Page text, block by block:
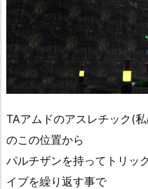
TAアムドのアスレチック(
のこの位置から
パルチザンを持ってトリ
イブを繰り返す事で